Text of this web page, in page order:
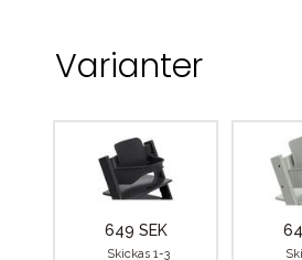
Varianter
649 SEK
Skickas 1-3